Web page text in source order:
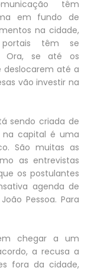
têm
em fundo de
na cidade,
têm se
Ora, se até os
deslocarem até a
vão investir na
sendo criada de
na capital é uma
São muitas as
as entrevistas
os postulantes
agenda de
Pessoa. Para
chegar a um
a recusa a
fora da cidade,